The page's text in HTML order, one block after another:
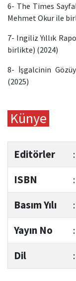
6- The Times
Mehmet Okur ile
7- Ingiliz Yıllık
birlikte) (2024)
8- İşgalcinin
(2025)
Künye
Editörler :
ISBN
:
Basım Yılı
:
Yayın No
:
Dil
: